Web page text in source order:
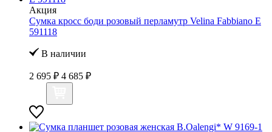
Акция
Сумка кросс боди розовый перламутр Velina Fabbiano E
591118
В наличии
2 695 ₽ 4 685 ₽